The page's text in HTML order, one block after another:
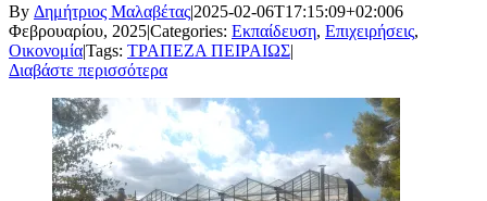
By Δημήτριος Μαλαβέτας|2025-02-06T17:15:09+02:006
Φεβρουαρίου, 2025|Categories: Εκπαίδευση, Επιχειρήσεις,
Οικονομία|Tags: ΤΡΑΠΕΖΑ ΠΕΙΡΑΙΩΣ|
Διαβάστε περισσότερα